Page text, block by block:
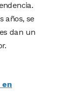
años, se
dan un
en